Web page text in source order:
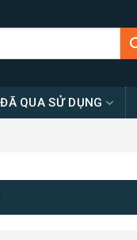
QUA SỬ DỤNG